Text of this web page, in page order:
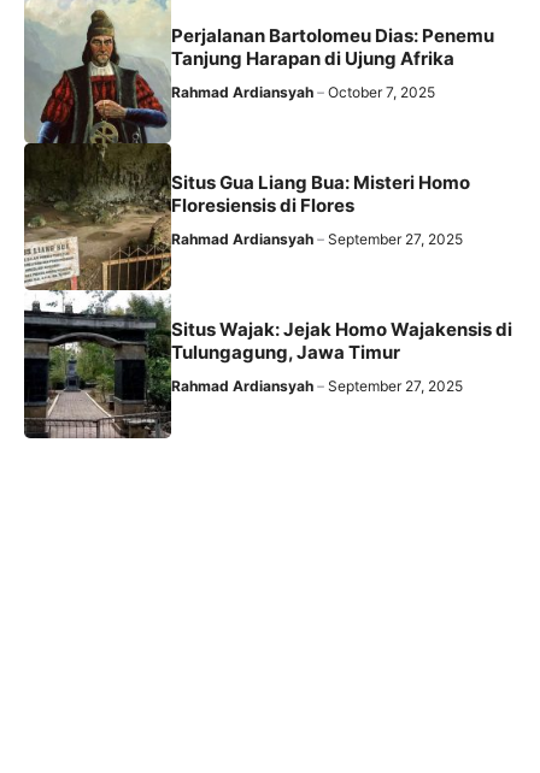
Perjalanan Bartolomeu Dias: Penemu
Tanjung Harapan di Ujung Afrika
Rahmad Ardiansyah October 7, 2025
Situs Gua Liang Bua: Misteri Homo
Floresiensis di Flores
Rahmad Ardiansyah September 27, 2025
Situs Wajak: Jejak Homo Wajakensis di
Tulungagung, Jawa Timur
Rahmad Ardiansyah September 27, 2025